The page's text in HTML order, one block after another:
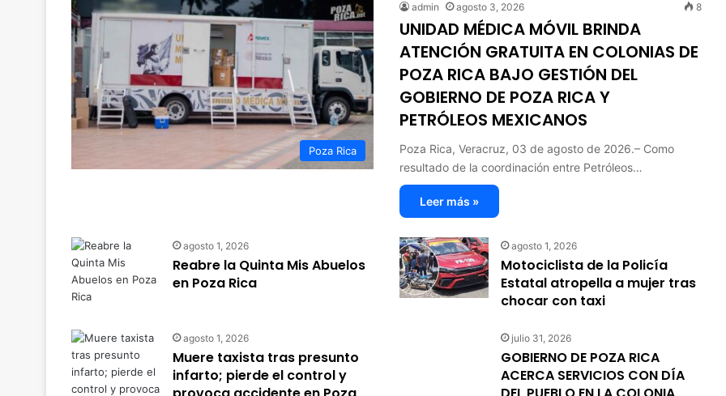
Poza Rica
admin agosto 3, 2026 8
UNIDAD MÉDICA MÓVIL BRINDA
ATENCIÓN GRATUITA EN COLONIAS DE
POZA RICA BAJO GESTIÓN DEL
GOBIERNO DE POZA RICA Y
PETRÓLEOS MEXICANOS
Poza Rica, Veracruz, 03 de agosto de 2026.– Como
resultado de la coordinación entre Petróleos…
Leer más »
agosto 1, 2026
Reabre la Quinta Mis Abuelos
en Poza Rica
agosto 1, 2026
Motociclista de la Policía
Estatal atropella a mujer tras
chocar con taxi
agosto 1, 2026
Muere taxista tras presunto
infarto; pierde el control y
julio 31, 2026
GOBIERNO DE POZA RICA
ACERCA SERVICIOS CON DÍA